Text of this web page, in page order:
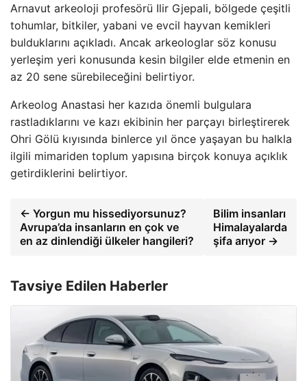
Arnavut arkeoloji profesörü Ilir Gjepali, bölgede çeşitli
tohumlar, bitkiler, yabani ve evcil hayvan kemikleri
bulduklarını açıkladı. Ancak arkeologlar söz konusu
yerleşim yeri konusunda kesin bilgiler elde etmenin en
az 20 sene sürebileceğini belirtiyor.
Arkeolog Anastasi her kazıda önemli bulgulara
rastladıklarını ve kazı ekibinin her parçayı birleştirerek
Ohri Gölü kıyısında binlerce yıl önce yaşayan bu halkla
ilgili mimariden toplum yapısına birçok konuya açıklık
getirdiklerini belirtiyor.
← Yorgun mu hissediyorsunuz?
Avrupa’da insanların en çok ve
en az dinlendiği ülkeler hangileri?
Bilim insanları
Himalayalarda
şifa arıyor →
Tavsiye Edilen Haberler